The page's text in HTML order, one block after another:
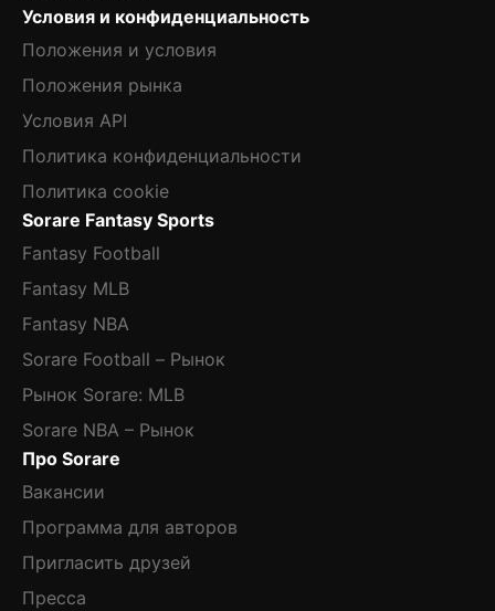
Условия и конфиденциальность
Положения и условия
Положения рынка
Условия API
Политика конфиденциальности
Политика cookie
Sorare Fantasy Sports
Fantasy Football
Fantasy MLB
Fantasy NBA
Sorare Football – Рынок
Рынок Sorare: MLB
Sorare NBA – Рынок
Про Sorare
Вакансии
Программа для авторов
Пригласить друзей
Пресса